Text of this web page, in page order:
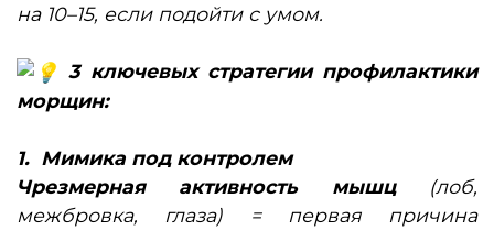
на 10–15, если подойти с умом.
3 ключевых стратегии профилактики
морщин:
1. Мимика под контролем
Чрезмерная активность мышц(лоб,
межбровка, глаза) = первая причина